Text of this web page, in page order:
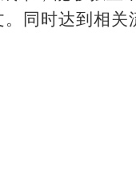
同时达到相关